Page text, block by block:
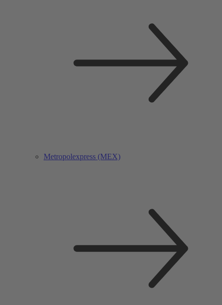
Metropolexpress (MEX)